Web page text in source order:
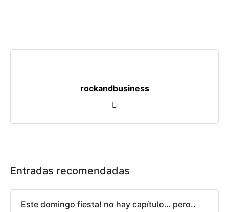
rockandbusiness
Entradas recomendadas
Este domingo fiesta! no hay capítulo… pero..